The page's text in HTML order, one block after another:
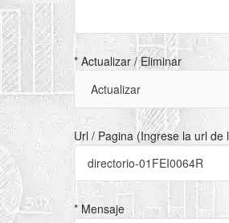
* Actualizar / Eliminar
Url / Pagina (Ingrese la url
* Mensaje